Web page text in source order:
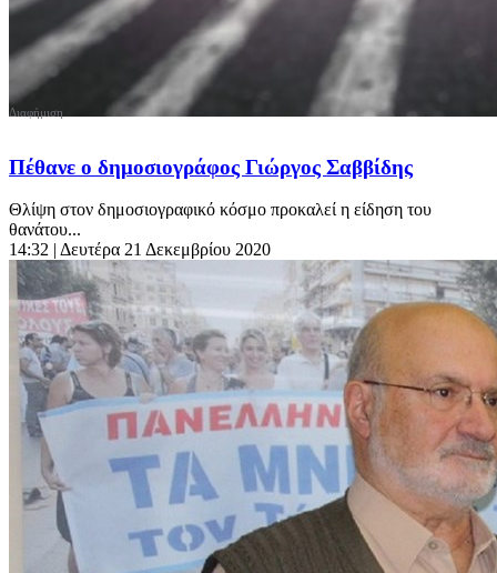
Πέθανε ο δημοσιογράφος Γιώργος Σαββίδης
Θλίψη στον δημοσιογραφικό κόσμο προκαλεί η είδηση του
θανάτου...
14:32 | Δευτέρα 21 Δεκεμβρίου 2020